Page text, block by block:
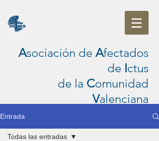
Asociación de Afectados
de Ictus
de la Comunidad
Valenciana
Entrada
Todas las entradas